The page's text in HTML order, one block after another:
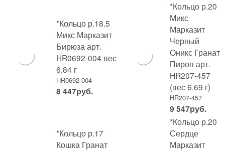
*Кольцо р.18.5
Микс Марказит
Бирюза арт.
HR0692-004 вес
6,84 г
HR0692-004
8 447руб.
*Кольцо р.20
Микс
Марказит
Черный
Оникс Гранат
Пироп арт.
HR207-457
(вес 6.69 г)
HR207-457
9 547руб.
*Кольцо р.17
Кошка Гранат
*Кольцо р.20
Сердце
Марказит